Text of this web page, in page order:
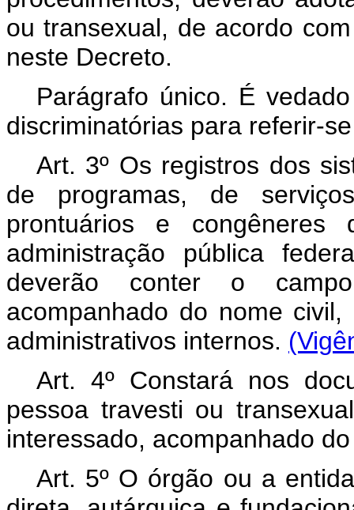
ou transexual, de acordo
neste Decreto.
Parágrafo único. É
discriminatórias para referir-
Art. 3º Os registros dos
de programas, de
prontuários e
administração pública
deverão conter o
acompanhado do nome
administrativos internos.
Art. 4º Constará nos
pessoa travesti ou
interessado, acompanhado
Art. 5º O órgão ou a